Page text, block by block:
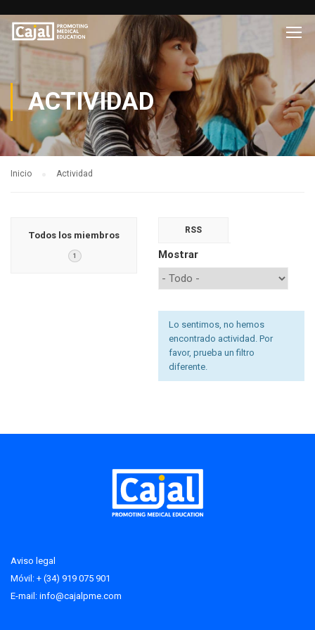
ACTIVIDAD
Inicio Actividad
Todos los miembros
1
RSS
Mostrar
Lo sentimos, no hemos
encontrado actividad. Por
favor, prueba un filtro
diferente.
Aviso legal
Móvil: + (34) 919 075 901
E-mail: info@cajalpme.com